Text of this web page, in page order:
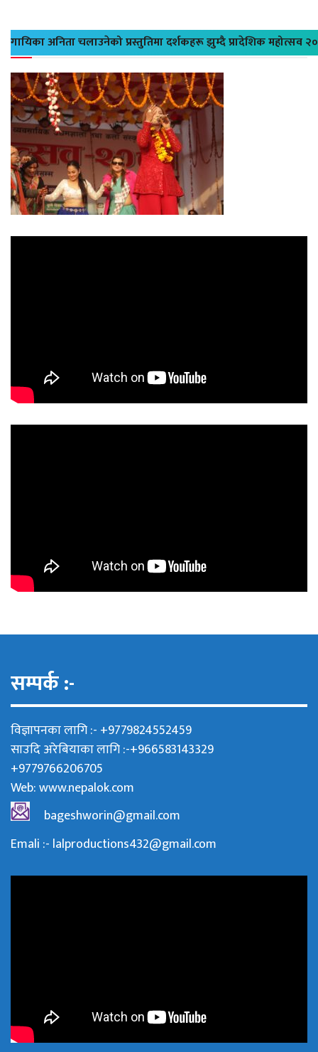
गायिका अनिता चलाउनेको प्रस्तुतिमा दर्शकहरू झुम्दै प्रादेशिक महोत्सव
सम्पर्क :-
विज्ञापनका लागि :- +9779824552459
साउदि अरेबियाका लागि :-+966583143329
+9779766206705
Web:www.nepalok.com
bageshworin@gmail.com
Emali :- lalproductions432@gmail.com